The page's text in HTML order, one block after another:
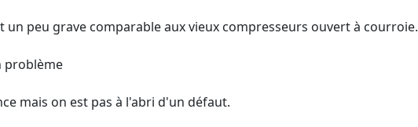
peu grave comparable aux vieux compresseurs ouvert à courroie.
problème
mais on est pas à l'abri d'un défaut.